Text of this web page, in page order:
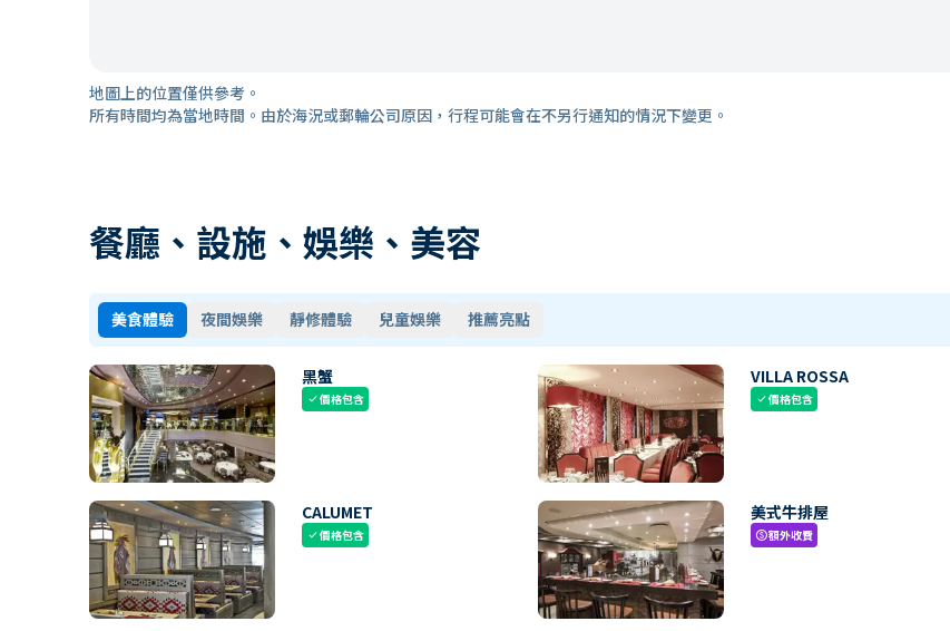
地圖上的位置僅供參考。
所有時間均為當地時間。由於海況或郵輪公司原因，行程可能會在不另行通知的情況下變更。
餐廳、設施、娛樂、美容
美食體驗 夜間娛樂 靜修體驗 兒童娛樂 推薦亮點
黑蟹
check價格包含
VILLA ROSSA
check價格包含
CALUMET
check價格包含
美式牛排屋
paid額外收費